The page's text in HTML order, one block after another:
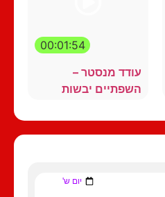
00:01:54
עודד מנסטר –
השפתיים יבשות
יום ש'